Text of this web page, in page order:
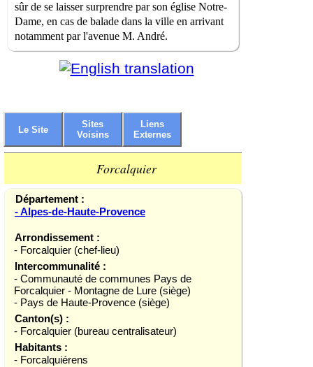
sûr de se laisser surprendre par son église Notre-
Dame, en cas de balade dans la ville en arrivant
notamment par l'avenue M. André.
Le Site
Sites
Voisins
Liens
Externes
Forcalquier
Département :
- Alpes-de-Haute-Provence
Arrondissement :
- Forcalquier (chef-lieu)
Intercommunalité :
- Communauté de communes Pays de
Forcalquier - Montagne de Lure (siège)
- Pays de Haute-Provence (siège)
Canton(s) :
- Forcalquier (bureau centralisateur)
Habitants :
- Forcalquiérens